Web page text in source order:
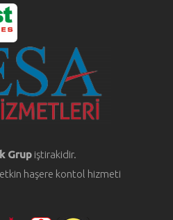
Grup iştirakidir.
haşere kontol hizmeti